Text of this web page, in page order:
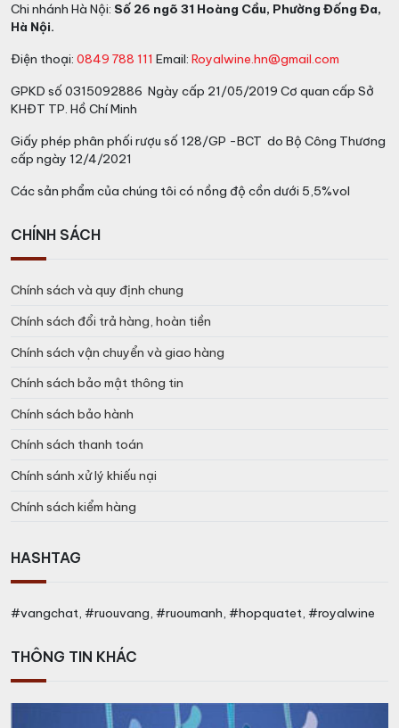
Chi nhánh Hà Nội: Số 26 ngõ 31 Hoàng Cầu, Phường Đống Đa,
Hà Nội.
Điện thoại: 0849 788 111 Email: Royalwine.hn@gmail.com
GPKD số 0315092886 Ngày cấp 21/05/2019 Cơ quan cấp Sở
KHĐT TP. Hồ Chí Minh
Giấy phép phân phối rượu số 128/GP -BCT do Bộ Công Thương
cấp ngày 12/4/2021
Các sản phẩm của chúng tôi có nồng độ cồn dưới 5,5%vol
CHÍNH SÁCH
Chính sách và quy định chung
Chính sách đổi trả hàng, hoàn tiền
Chính sách vận chuyển và giao hàng
Chính sách bảo mật thông tin
Chính sách bảo hành
Chính sách thanh toán
Chính sánh xử lý khiếu nại
Chính sách kiểm hàng
HASHTAG
#vangchat, #ruouvang, #ruoumanh, #hopquatet, #royalwine
THÔNG TIN KHÁC